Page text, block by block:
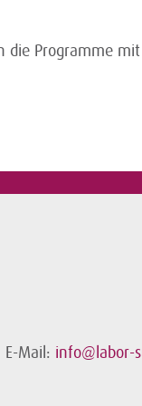
die Programme
E-Mail: info@labor-